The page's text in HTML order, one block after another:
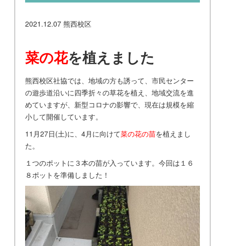
2021.12.07 熊西校区
菜の花を植えました
熊西校区社協では、地域の方も誘って、市民センター
の遊歩道沿いに四季折々の草花を植え、地域交流を進
めていますが、新型コロナの影響で、現在は規模を縮
小して開催しています。
11月27日(土)に、4月に向けて菜の花の苗を植えまし
た。
１つのポットに３本の苗が入っています。今回は１６
８ポットを準備しました！